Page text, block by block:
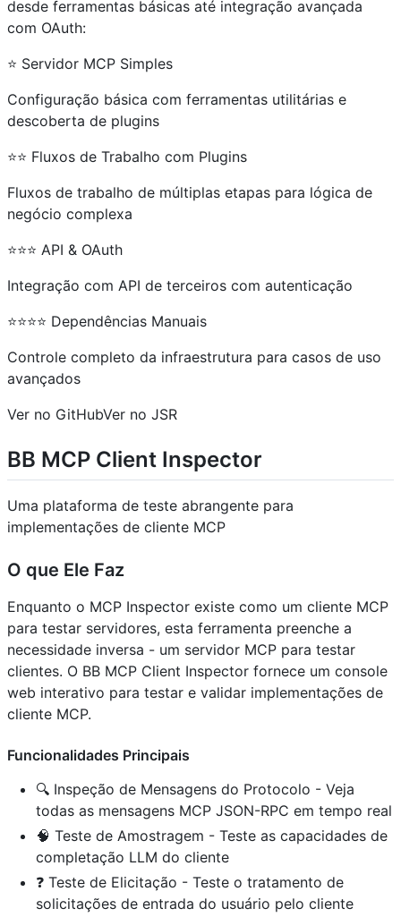
desde ferramentas básicas até integração avançada
com OAuth:
⭐ Servidor MCP Simples
Configuração básica com ferramentas utilitárias e
descoberta de plugins
⭐⭐ Fluxos de Trabalho com Plugins
Fluxos de trabalho de múltiplas etapas para lógica de
negócio complexa
⭐⭐⭐ API & OAuth
Integração com API de terceiros com autenticação
⭐⭐⭐⭐ Dependências Manuais
Controle completo da infraestrutura para casos de uso
avançados
Ver no GitHubVer no JSR
BB MCP Client Inspector
Uma plataforma de teste abrangente para
implementações de cliente MCP
O que Ele Faz
Enquanto o MCP Inspector existe como um cliente MCP
para testar servidores, esta ferramenta preenche a
necessidade inversa - um servidor MCP para testar
clientes. O BB MCP Client Inspector fornece um console
web interativo para testar e validar implementações de
cliente MCP.
Funcionalidades Principais
🔍 Inspeção de Mensagens do Protocolo - Veja
todas as mensagens MCP JSON-RPC em tempo real
🧠 Teste de Amostragem - Teste as capacidades de
completação LLM do cliente
❓ Teste de Elicitação - Teste o tratamento de
solicitações de entrada do usuário pelo cliente